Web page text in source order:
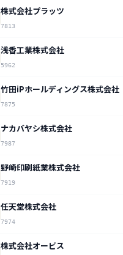
株式会社プラッツ
7813
浅香工業株式会社
5962
竹田iPホールディングス株式会社
7875
ナカバヤシ株式会社
7987
野崎印刷紙業株式会社
7919
任天堂株式会社
7974
株式会社オービス